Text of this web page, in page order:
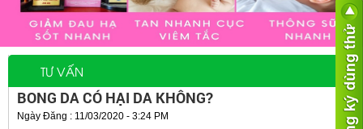
TƯ VẤN
BONG DA CÓ HẠI DA KHÔNG?
Ngày Đăng : 11/03/2020 - 3:24 PM